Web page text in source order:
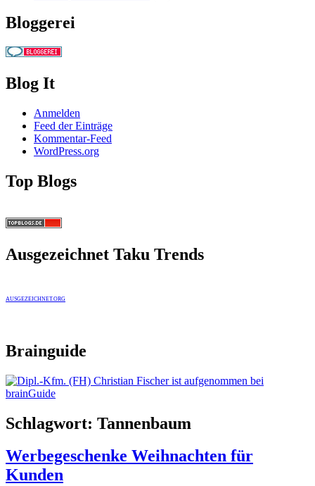
Bloggerei
Blog It
Anmelden
Feed der Einträge
Kommentar-Feed
WordPress.org
Top Blogs
Ausgezeichnet Taku Trends
AUSGEZEICHNET.ORG
Brainguide
Schlagwort: Tannenbaum
Werbegeschenke Weihnachten für
Kunden